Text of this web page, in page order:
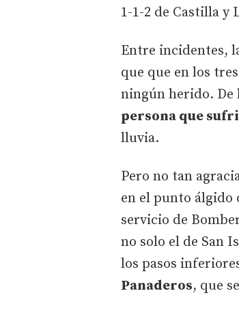
1-1-2 de Castilla y
Entre incidentes,
que que en los
ningún herido. De
persona que
lluvia.
Pero no tan
en el punto álgido
servicio de
no solo el de San
los pasos
Panaderos, que